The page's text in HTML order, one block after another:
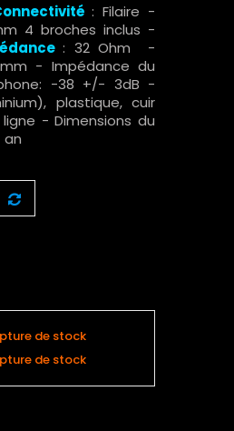
: Filaire -
4 broches inclus -
: 32 Ohm -
- Impédance du
-38 +/- 3dB -
plastique, cuir
- Dimensions du
an
de stock
de stock